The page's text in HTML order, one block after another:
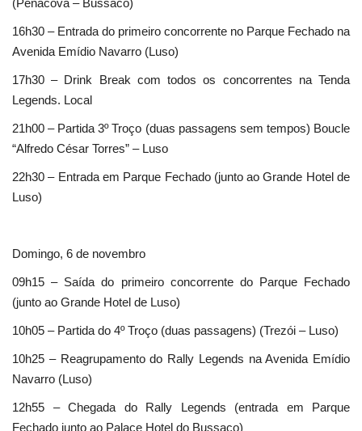
16h30 – Entrada do primeiro concorrente no Parque Fechado na
Avenida Emídio Navarro (Luso)
17h30 – Drink Break com todos os concorrentes na Tenda
Legends. Local
21h00 – Partida 3º Troço (duas passagens sem tempos) Boucle
“Alfredo César Torres” – Luso
22h30 – Entrada em Parque Fechado (junto ao Grande Hotel de
Luso)
Domingo, 6 de novembro
09h15 – Saída do primeiro concorrente do Parque Fechado
(junto ao Grande Hotel de Luso)
10h05 – Partida do 4º Troço (duas passagens) (Trezói – Luso)
10h25 – Reagrupamento do Rally Legends na Avenida Emídio
Navarro (Luso)
12h55 – Chegada do Rally Legends (entrada em Parque
Fechado junto ao Palace Hotel do Bussaco)